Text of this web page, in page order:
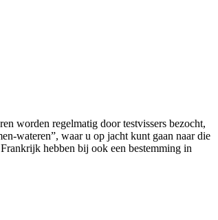
worden regelmatig door testvissers bezocht,
wateren”, waar u op jacht kunt gaan naar die
hebben bij ook een bestemming in